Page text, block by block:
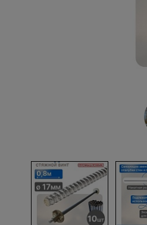
Тачки
Металл